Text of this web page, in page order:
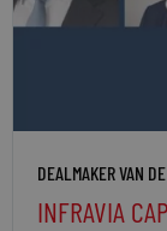
DEALMAKER VAN
INFRAVIA